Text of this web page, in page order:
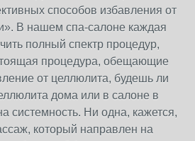
способов избавления от
В нашем спа-салоне каждая
полный спектр процедур,
процедура, обещающие
от целлюлита, будешь ли
дома или в салоне в
системность. Ни одна, кажется,
который направлен на